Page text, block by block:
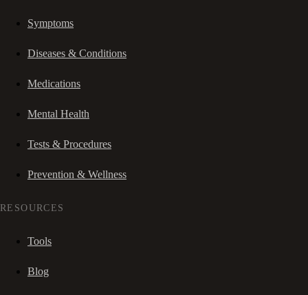
Symptoms
Diseases & Conditions
Medications
Mental Health
Tests & Procedures
Prevention & Wellness
RESOURCES
Tools
Blog